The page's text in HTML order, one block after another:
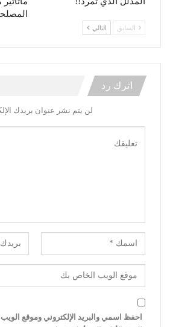
السابق التالي
اترك رد
لن يتم نشر عنوان بريدك
احفظ اسمي والبريد الإلكتروني وموقع